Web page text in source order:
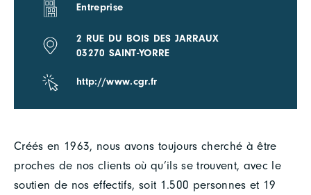
Créés en 1963, nous avons toujours cherché à être
proches de nos clients où qu’ils se trouvent, avec le
soutien de nos effectifs, soit 1.500 personnes et 19
Entreprise
2 RUE DU BOIS DES JARRAUX
03270 SAINT-YORRE
http://www.cgr.fr